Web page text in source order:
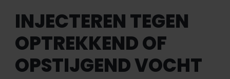
INJECTEREN TEGEN
OPTREKKEND OF
OPSTIJGEND VOCHT